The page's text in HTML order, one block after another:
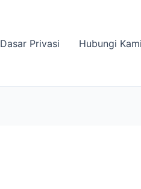
Dasar Privasi Hubungi Kami